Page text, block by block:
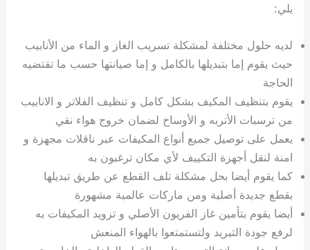
يلي:
لديه حلول مختلفة لمشكلة تسريب الغاز و الماء من الأنابيب
حيث يقوم إما بتبديلها بالكامل و إما صيانتها حسب ما تقتضيه
الحاجة
يقوم بتنظيف المكيف بشكل كامل و تنظيف الفلاتر و الانابيب
من ترسبات الأتربه و الأوساخ لضمان خروج هواء نقي
يعمل على توصيل جميع أنواع المكيفات عبر ناقلات مجهزة و
امنة لنقل أجهزة التكييف لأي مكان ترغبون به
كما يقوم أيضا بحل مشكلة تلف القطع عن طريق تبديلها
بقطع جديدة أصلية ومن ماركات عالمية مشهورة
أيضا يقوم بتأمين غاز الفريون الأصلي و تزويد المكيفات به
لرفع جودة التبريد ولتستمتعوا بالهواء المنعش